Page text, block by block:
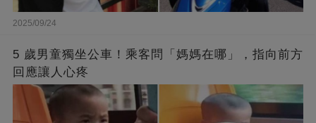
2025/09/24
5 歲男童獨坐公車！乘客問「媽媽在哪」，指向前方
回應讓人心疼